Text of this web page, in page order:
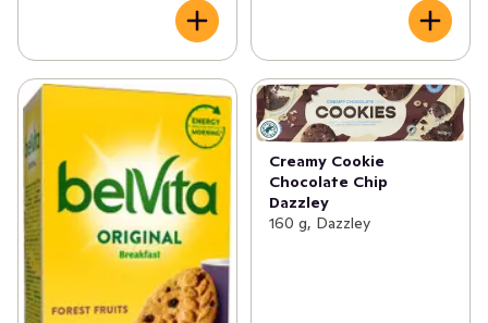
Creamy Cookie
Chocolate Chip
Dazzley
160 g, Dazzley